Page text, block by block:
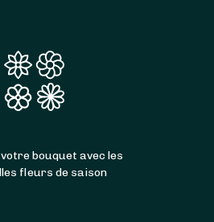
votre bouquet avec les
fleurs de saison